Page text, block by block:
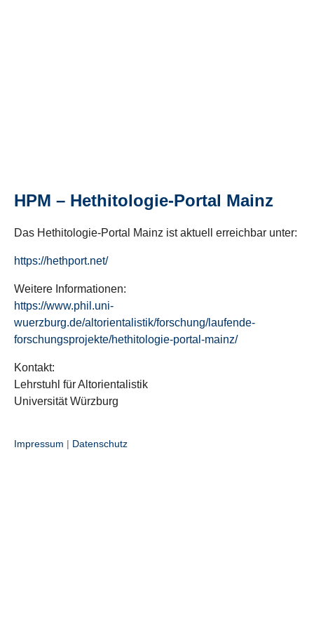
HPM – Hethitologie-Portal Mainz
Das Hethitologie-Portal Mainz ist aktuell erreichbar unter:
https://hethport.net/
Weitere Informationen:
https://www.phil.uni-
wuerzburg.de/altorientalistik/forschung/laufende-
forschungsprojekte/hethitologie-portal-mainz/
Kontakt:
Lehrstuhl für Altorientalistik
Universität Würzburg
Impressum | Datenschutz